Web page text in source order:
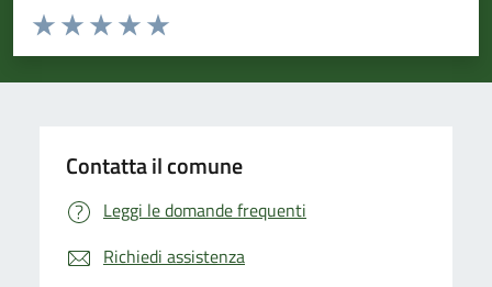
Valuta da 1 a 5 stelle la pagina
Valuta 5 stelle su 5
Valuta 4 stelle su 5
Valuta 3 stelle su 5
Valuta 2 stelle su 5
Valuta 1 stelle su 5
Contatta il comune
Leggi le domande frequenti
Richiedi assistenza